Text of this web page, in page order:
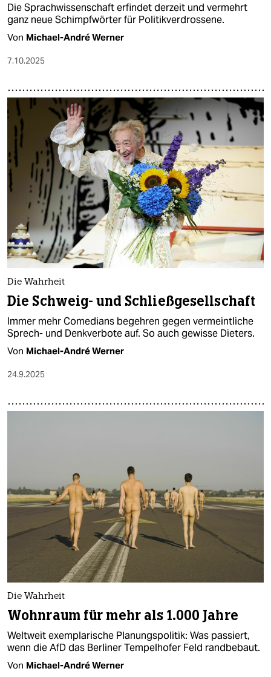
Die Sprachwissenschaft erfindet derzeit und vermehrt
ganz neue Schimpfwörter für Politikverdrossene.
Von Michael-André Werner
7.10.2025
Die Wahrheit
Die Schweig- und Schließgesellschaft
Immer mehr Comedians begehren gegen vermeintliche
Sprech- und Denkverbote auf. So auch gewisse Dieters.
Von Michael-André Werner
24.9.2025
Die Wahrheit
Wohnraum für mehr als 1.000 Jahre
Weltweit exemplarische Planungspolitik: Was passiert,
wenn die AfD das Berliner Tempelhofer Feld randbebaut.
Von Michael-André Werner